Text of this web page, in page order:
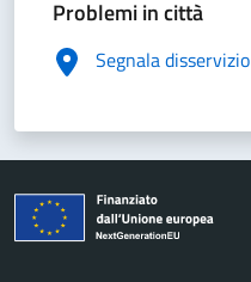
Problemi in città
Segnala disservizio